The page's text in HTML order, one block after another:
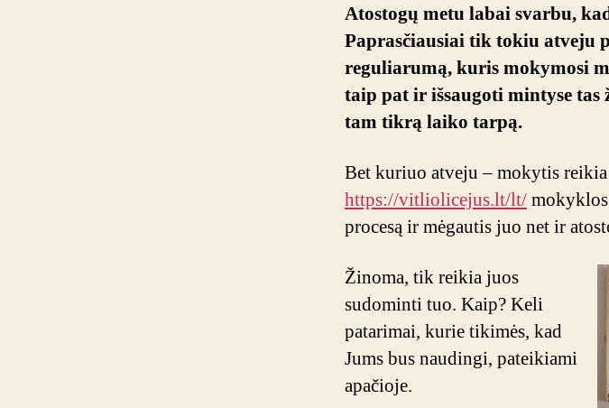
Atostogų metu labai svarbu,
Paprasčiausiai tik tokiu atveju
reguliarumą, kuris mokymosi
taip pat ir išsaugoti mintyse
tam tikrą laiko tarpą.
Bet kuriuo atveju – mokytis
https://vitliolicejus.lt/lt/
procesą ir mėgautis juo net ir
Žinoma, tik reikia juos
sudominti tuo. Kaip? Keli
patarimai, kurie tikimės, kad
Jums bus naudingi, pateikiami
apačioje.